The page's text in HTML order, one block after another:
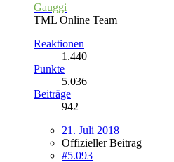
Gauggi
TML Online Team
Reaktionen
1.440
Punkte
5.036
Beiträge
942
21. Juli 2018
Offizieller Beitrag
#5.093